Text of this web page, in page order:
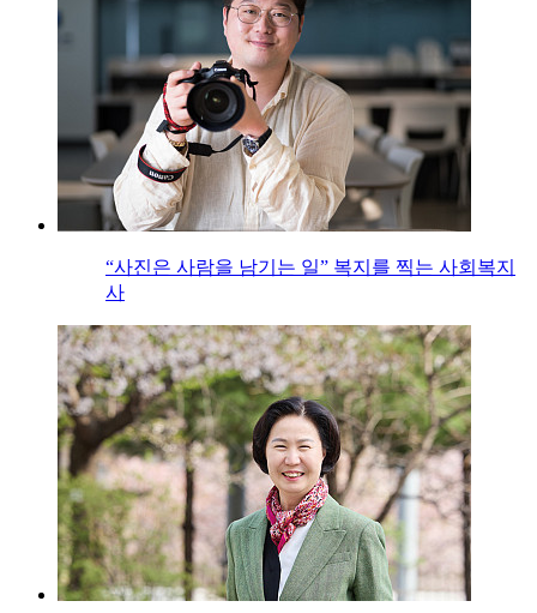
“사진은 사람을 남기는 일” 복지를 찍는 사회복지
사